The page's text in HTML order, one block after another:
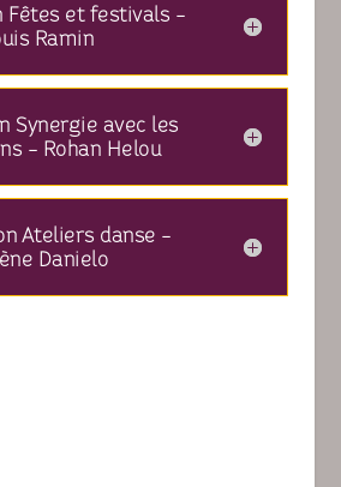
Fêtes et festivals -
Ramin
Synergie avec les
- Rohan Helou
Ateliers danse -
Danielo